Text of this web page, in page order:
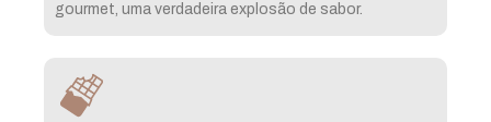
gourmet, uma verdadeira explosão de sabor.